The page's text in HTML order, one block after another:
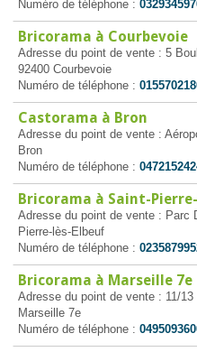
Numéro de téléphone :
Bricorama à Courbevoie
Adresse du point de vente : 5
92400 Courbevoie
Numéro de téléphone :
Castorama à Bron
Adresse du point de vente :
Bron
Numéro de téléphone :
Bricorama à Saint-
Adresse du point de vente : Parc
Pierre-lès-Elbeuf
Numéro de téléphone :
Bricorama à Marseille 7e
Adresse du point de vente : 11/
Marseille 7e
Numéro de téléphone :